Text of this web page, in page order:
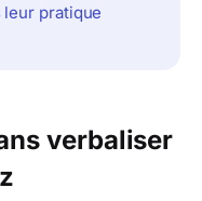
pratique
verbaliser